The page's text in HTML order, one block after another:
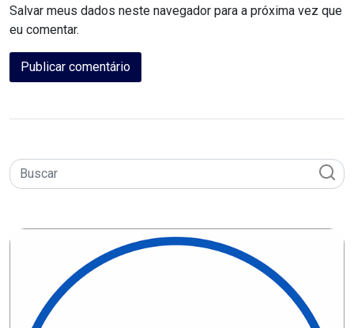
ROSA
CULTURA
DEMISSÕES
DESENVOLVIMENTO
ECONÔMICO
Salvar meus dados neste navegador para a próxima vez que
eu comentar.